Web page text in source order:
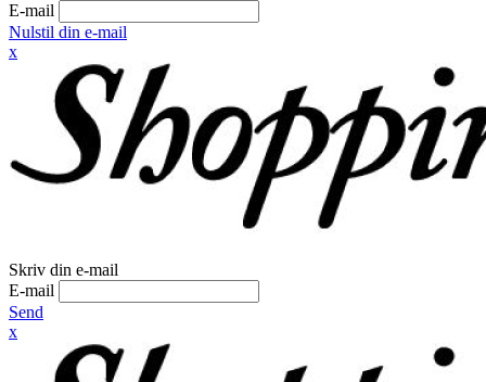
E-mail
Nulstil din e-mail
x
Skriv din e-mail
E-mail
Send
x